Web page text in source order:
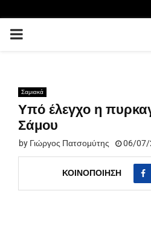
PRIMARY
Σαμιακά
Υπό έλεγχο η
Σάμου
by Γιώργος Πατσομύτης 06/07/
ΚΟΙΝΟΠΟΊΗΣΗ